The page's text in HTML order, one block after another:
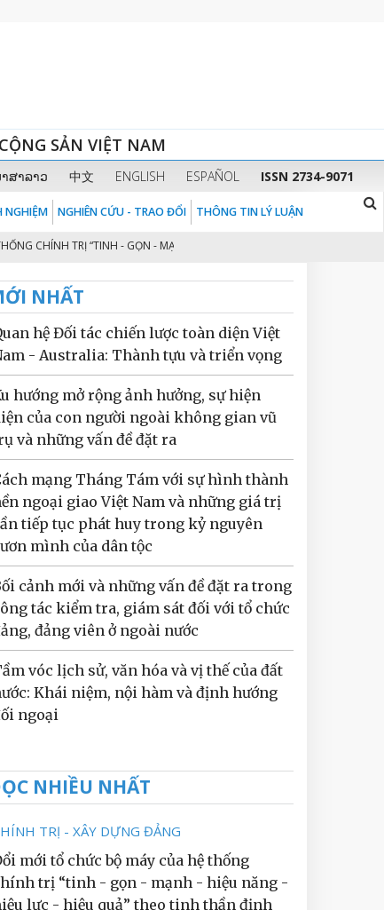
SẢN VIỆT NAM
ສາລາວ 中文 ENGLISH ESPAÑOL ISSN 2734-9071
NGHIỆM NGHIÊN CỨU - TRAO ĐỔI THÔNG TIN LÝ LUẬN
CHÍNH TRỊ “TINH - GỌN - MẠNH - HIỆU NĂNG - HIỆU LỰC - HIỆU QUẢ”
NHẤT
hệ Đối tác chiến lược toàn diện Việt
- Australia: Thành tựu và triển vọng
hướng mở rộng ảnh hưởng, sự hiện
của con người ngoài không gian vũ
và những vấn đề đặt ra
mạng Tháng Tám với sự hình thành
ngoại giao Việt Nam và những giá trị
tiếp tục phát huy trong kỷ nguyên
mình của dân tộc
cảnh mới và những vấn đề đặt ra trong
tác kiểm tra, giám sát đối với tổ chức
đảng viên ở ngoài nước
vóc lịch sử, văn hóa và vị thế của đất
Khái niệm, nội hàm và định hướng
ngoại
NHIỀU NHẤT
TRỊ - XÂY DỰNG ĐẢNG
mới tổ chức bộ máy của hệ thống
trị “tinh - gọn - mạnh - hiệu năng -
lực - hiệu quả” theo tinh thần định